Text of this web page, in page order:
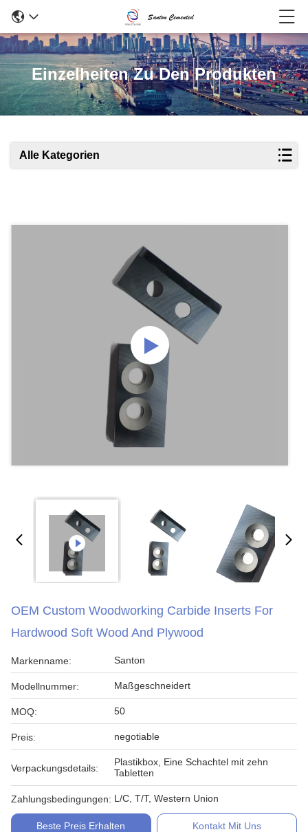
Einzelheiten Zu Den Produkten
Alle Kategorien
OEM Custom Woodworking Carbide Inserts For
Hardwood Soft Wood And Plywood
Markenname: Santon
Modellnummer: Maßgeschneidert
MOQ: 50
Preis: negotiable
Verpackungsdetails:
Plastikbox, Eine Schachtel mit zehn
Tabletten
Zahlungsbedingungen: L/C, T/T, Western Union
Beste Preis Erhalten Kontakt Mit Uns